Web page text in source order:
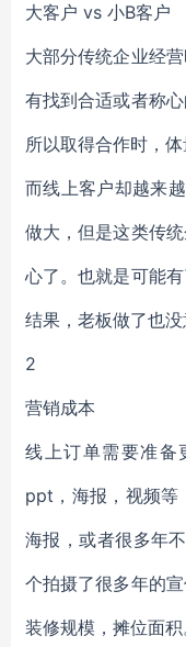
大客户 vs 小B客户
大部分传统企业经
有找到合适或者称
所以取得合作时，体
而线上客户却越来
做大，但是这类传
心了。也就是可能
结果，老板做了也没
2
营销成本
线上订单需要准备
ppt，海报，视频等
海报，或者很多年
个拍摄了很多年的
装修规模，摊位面积